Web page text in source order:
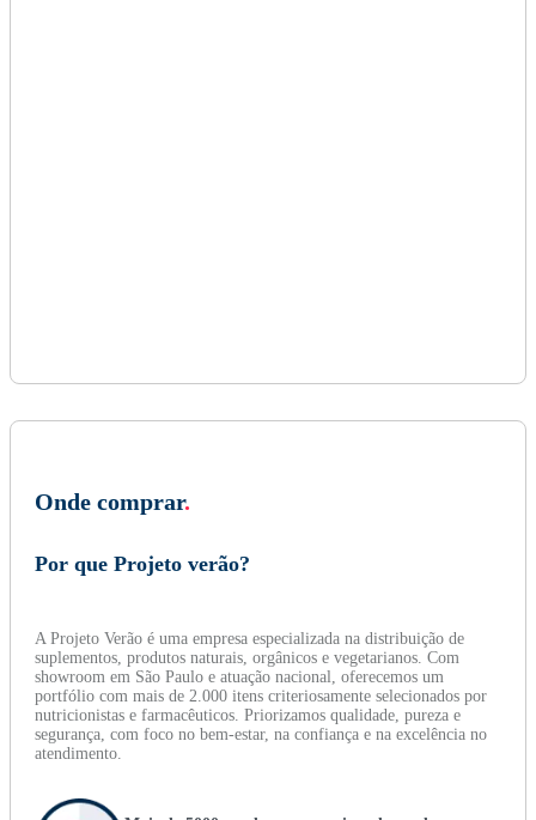
Onde comprar.
Por que Projeto verão?
A Projeto Verão é uma empresa especializada na distribuição de
suplementos, produtos naturais, orgânicos e vegetarianos. Com
showroom em São Paulo e atuação nacional, oferecemos um
portfólio com mais de 2.000 itens criteriosamente selecionados por
nutricionistas e farmacêuticos. Priorizamos qualidade, pureza e
segurança, com foco no bem-estar, na confiança e na excelência no
atendimento.